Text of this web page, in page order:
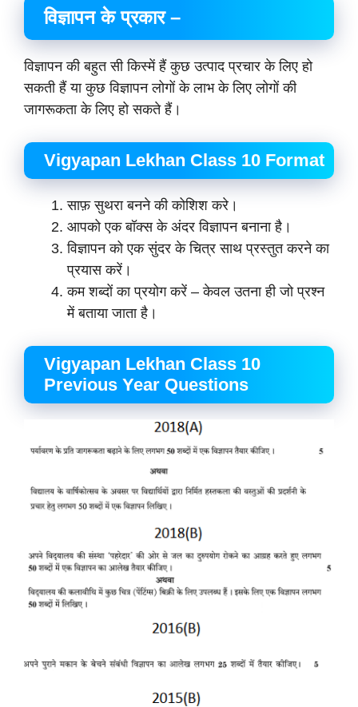
विज्ञापन के प्रकार –
विज्ञापन की बहुत सी किस्में हैं कुछ उत्पाद प्रचार के लिए हो
सकती हैं या कुछ विज्ञापन लोगों के लाभ के लिए लोगों की
जागरूकता के लिए हो सकते हैं।
Vigyapan Lekhan Class 10 Format
साफ़ सुथरा बनने की कोशिश करे।
आपको एक बॉक्स के अंदर विज्ञापन बनाना है।
विज्ञापन को एक सुंदर के चित्र साथ प्रस्तुत करने का
प्रयास करें।
कम शब्दों का प्रयोग करें – केवल उतना ही जो प्रश्न
में बताया जाता है।
Vigyapan Lekhan Class 10
Previous Year Questions